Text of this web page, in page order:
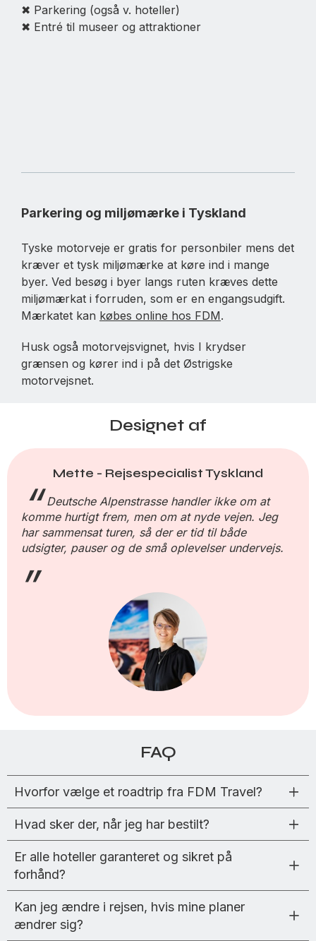
✖ Parkering (også v. hoteller)
✖ Entré til museer og attraktioner
Parkering og miljømærke i Tyskland
Tyske motorveje er gratis for personbiler mens det
kræver et tysk miljømærke at køre ind i mange
byer. Ved besøg i byer langs ruten kræves dette
miljømærkat i forruden, som er en engangsudgift.
Mærkatet kan købes online hos FDM.
Husk også motorvejsvignet, hvis I krydser
grænsen og kører ind i på det Østrigske
motorvejsnet.
Designet af
Mette - Rejsespecialist Tyskland
Deutsche Alpenstrasse handler ikke om at
komme hurtigt frem, men om at nyde vejen. Jeg
har sammensat turen, så der er tid til både
udsigter, pauser og de små oplevelser undervejs.
FAQ
Hvorfor vælge et roadtrip fra FDM Travel?
Hvad sker der, når jeg har bestilt?
Er alle hoteller garanteret og sikret på
forhånd?
Kan jeg ændre i rejsen, hvis mine planer
ændrer sig?